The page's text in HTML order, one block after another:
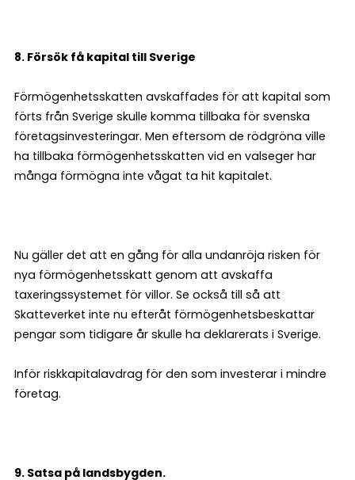
8. Försök få kapital till Sverige
Förmögenhetsskatten avskaffades för att kapital som
förts från Sverige skulle komma tillbaka för svenska
företagsinvesteringar. Men eftersom de rödgröna ville
ha tillbaka förmögenhetsskatten vid en valseger har
många förmögna inte vågat ta hit kapitalet.
Nu gäller det att en gång för alla undanröja risken för
nya förmögenhetsskatt genom att avskaffa
taxeringssystemet för villor. Se också till så att
Skatteverket inte nu efteråt förmögenhetsbeskattar
pengar som tidigare år skulle ha deklarerats i Sverige.
Inför riskkapitalavdrag för den som investerar i mindre
företag.
9. Satsa på landsbygden.